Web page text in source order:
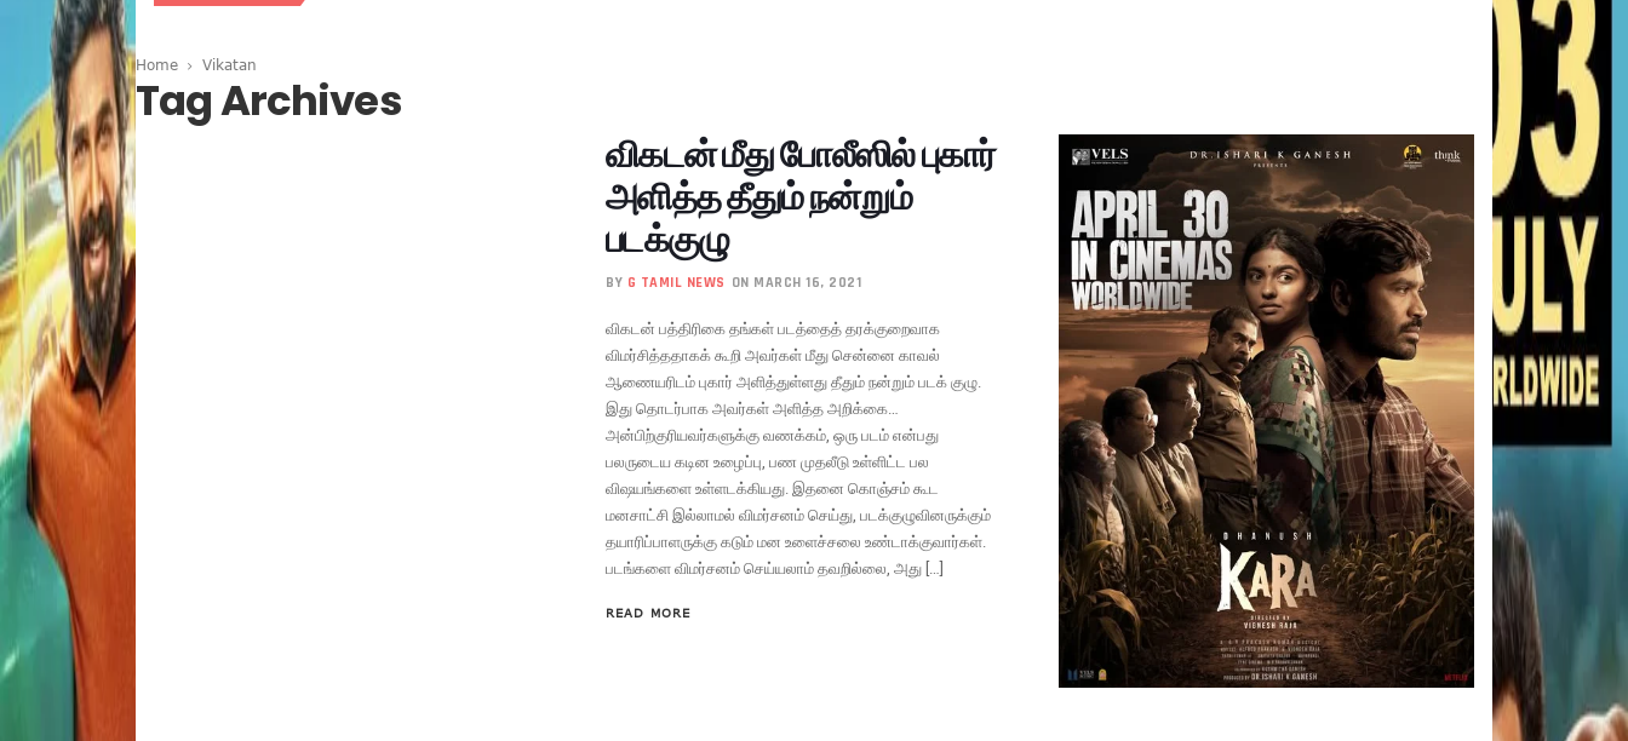
Home Vikatan
Tag Archives
விகடன் மீது போலீஸில் புகார்
அளித்த தீதும் நன்றும்
படக்குழு
BY G TAMIL NEWS ON MARCH 16, 2021
விகடன் பத்திரிகை தங்கள் படத்தைத் தரக்குறைவாக
விமர்சித்ததாகக் கூறி அவர்கள் மீது சென்னை காவல்
ஆணையரிடம் புகார் அளித்துள்ளது தீதும் நன்றும் படக் குழு.
இது தொடர்பாக அவர்கள் அளித்த அறிக்கை…
அன்பிற்குரியவர்களுக்கு வணக்கம், ஒரு படம் என்பது
பலருடைய கடின உழைப்பு, பண முதலீடு உள்ளிட்ட பல
விஷயங்களை உள்ளடக்கியது. இதனை கொஞ்சம் கூட
மனசாட்சி இல்லாமல் விமர்சனம் செய்து, படக்குழுவினருக்கும்
தயாரிப்பாளருக்கு கடும் மன உளைச்சலை உண்டாக்குவார்கள்.
படங்களை விமர்சனம் செய்யலாம் தவறில்லை, அது […]
READ MORE